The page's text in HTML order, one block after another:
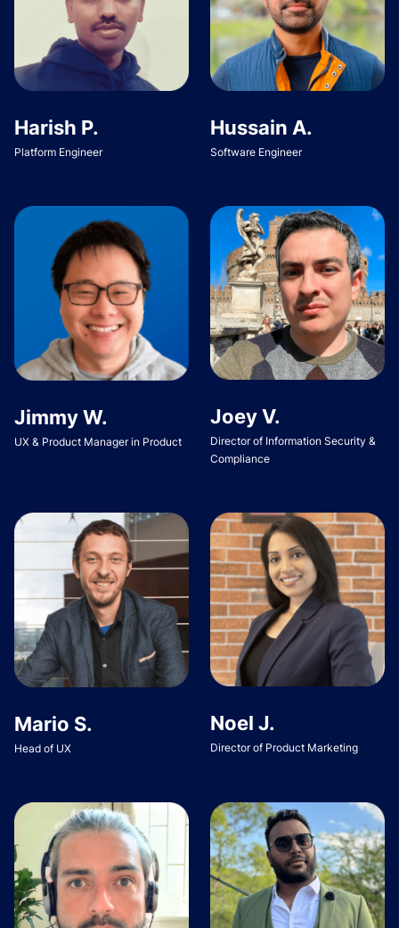
Harish P.
Platform Engineer
Hussain A.
Software Engineer
Jimmy W.
UX & Product Manager in Product
Joey V.
Director of Information Security &
Compliance
Mario S.
Head of UX
Noel J.
Director of Product Marketing